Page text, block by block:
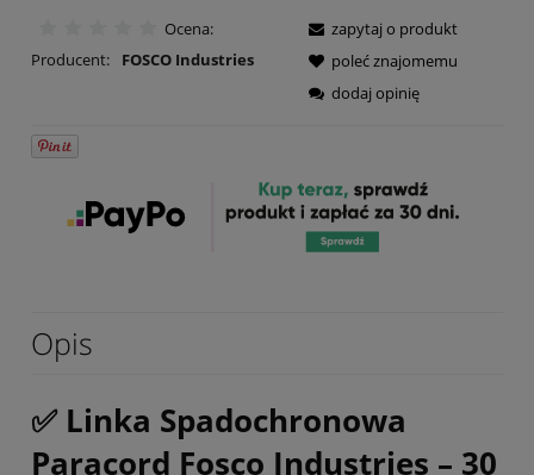
Ocena:
Producent:
FOSCO Industries
zapytaj o produkt
poleć znajomemu
dodaj opinię
Opis
✅ Linka Spadochronowa
Paracord Fosco Industries – 30